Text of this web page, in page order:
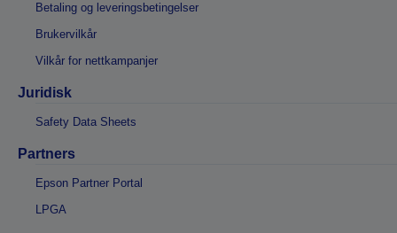
Betaling og leveringsbetingelser
Brukervilkår
Vilkår for nettkampanjer
Juridisk
Safety Data Sheets
Partners
Epson Partner Portal
LPGA